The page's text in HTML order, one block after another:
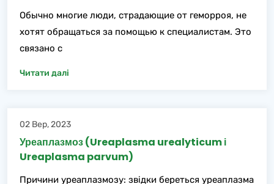
Обычно многие люди, страдающие от геморроя, не
хотят обращаться за помощью к специалистам. Это
связано с
Читати далі
02 Вер, 2023
Уреаплазмоз (Ureaplasma urealyticum і
Ureaplasma parvum)
Причини уреаплазмозу: звідки береться уреаплазма